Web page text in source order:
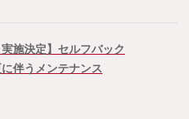
実施決定】セルフバック
伴うメンテナンス